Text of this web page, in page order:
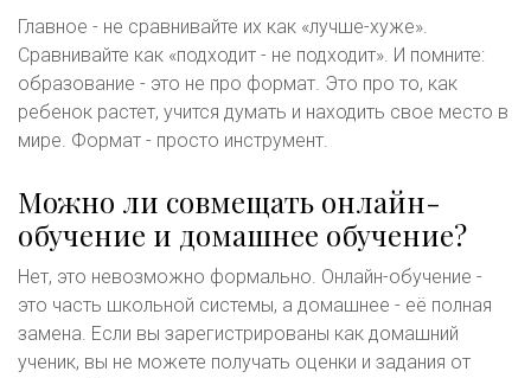
Главное - не сравнивайте их как «лучше-хуже».
Сравнивайте как «подходит - не подходит». И помните:
образование - это не про формат. Это про то, как
ребенок растет, учится думать и находить свое место в
мире. Формат - просто инструмент.
Можно ли совмещать онлайн-
обучение и домашнее обучение?
Нет, это невозможно формально. Онлайн-обучение -
это часть школьной системы, а домашнее - её полная
замена. Если вы зарегистрированы как домашний
ученик, вы не можете получать оценки и задания от